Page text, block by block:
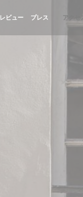
レビュー プレス ((新しい
アクセ